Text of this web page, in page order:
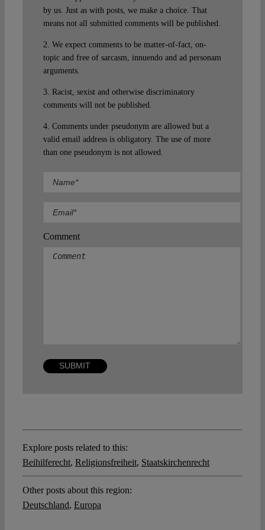
by us. Just as with posts, we make a choice. That
means not all submitted comments will be published.
2. We expect comments to be matter-of-fact, on-
topic and free of sarcasm, innuendo and ad personam
arguments.
3. Racist, sexist and otherwise discriminatory
comments will not be published.
4. Comments under pseudonym are allowed but a
valid email address is obligatory. The use of more
than one pseudonym is not allowed.
Comment
Explore posts related to this:
Beihilferecht, Religionsfreiheit, Staatskirchenrecht
Other posts about this region:
Deutschland, Europa